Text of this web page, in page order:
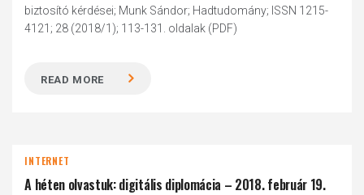
biztosító kérdései; Munk Sándor; Hadtudomány; ISSN 1215-
4121; 28 (2018/1); 113-131. oldalak (PDF)
READ MORE
INTERNET
A héten olvastuk: digitális diplomácia – 2018. február 19.